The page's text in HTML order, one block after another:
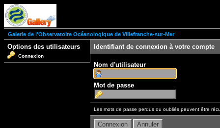
Galerie de l'Observatoire Océanologique de Villefranche-sur-Mer
Options des utilisateurs
Connexion
Identifiant de connexion à votre compte
Nom d'utilisateur
Mot de passe
Les mots de passe perdus ou oubliés peuvent être